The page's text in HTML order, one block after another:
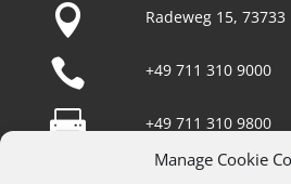
Manage Cookie
 Radeweg 15,
 +49 711 310 9000
 +49 711 310 9800
team@wunderlich-